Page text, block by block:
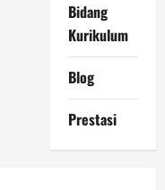
Bidang
Kurikulum
Blog
Prestasi